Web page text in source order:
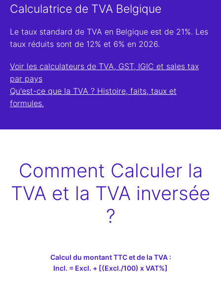
Calculatrice de TVA Belgique
Le taux standard de TVA en Belgique est de 21%. Les
taux réduits sont de 12% et 6% en 2026.
Voir les calculateurs de TVA, GST, IGIC et sales tax
par pays
Qu'est-ce que la TVA ? Histoire, faits, taux et
formules.
Comment Calculer la
TVA et la TVA inversée
?
Calcul du montant TTC et de la TVA :
Incl. = Excl. + [(Excl./100) x VAT%]